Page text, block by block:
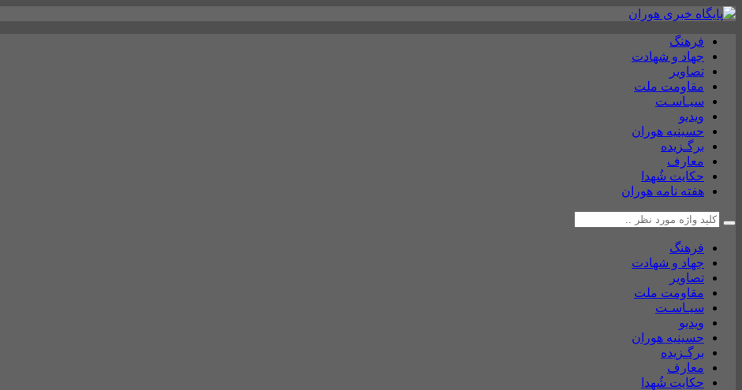
فرهنگ
جهاد و شهادت
تصاویر
مقاومت ملت
سیـاسـت
ویدیو
حسینیه هوران
برگـزیده
معارف
حکایت شُهدا
هفته نامه هوران
فرهنگ
جهاد و شهادت
تصاویر
مقاومت ملت
سیـاسـت
ویدیو
حسینیه هوران
برگـزیده
معارف
حکایت شُهدا